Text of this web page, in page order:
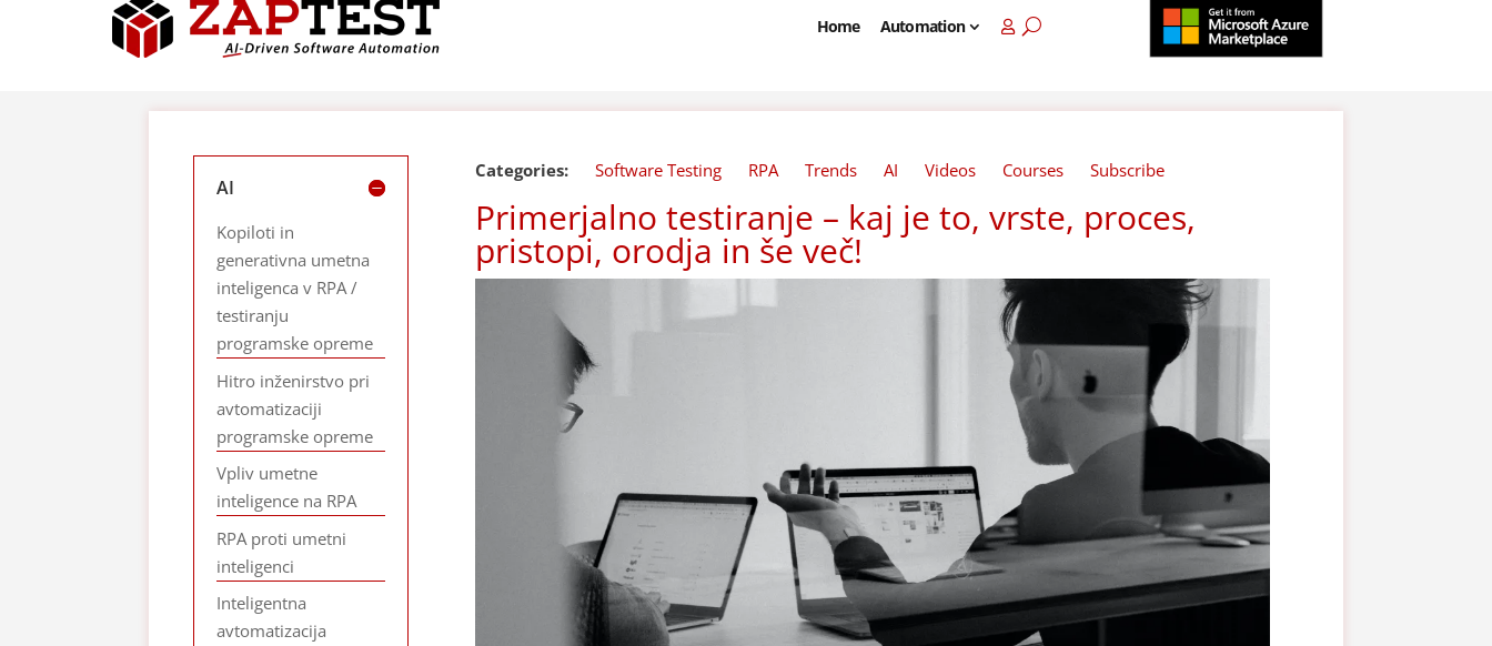
Home Automation
Categories: Software Testing RPA Trends AI Videos Courses Subscribe
Primerjalno testiranje – kaj je to, vrste, proces,
pristopi, orodja in še več!
AI
Kopiloti in
generativna umetna
inteligenca v RPA /
testiranju
programske opreme
Hitro inženirstvo pri
avtomatizaciji
programske opreme
Vpliv umetne
inteligence na RPA
RPA proti umetni
inteligenci
Inteligentna
avtomatizacija